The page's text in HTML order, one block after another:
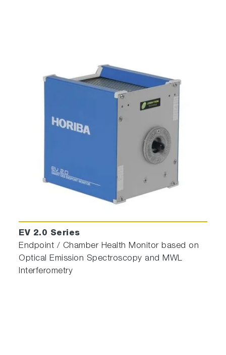
EV 2.0 Series
Endpoint / Chamber Health Monitor based on
Optical Emission Spectroscopy and MWL
Interferometry